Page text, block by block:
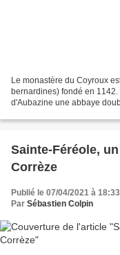
Le monastère du Coyroux
bernardines) fondé en
d'Aubazine une abbaye
Sainte-Féréole,
Corrèze
Publié le 07/04/2021 à 18:33
Par Sébastien Colpin